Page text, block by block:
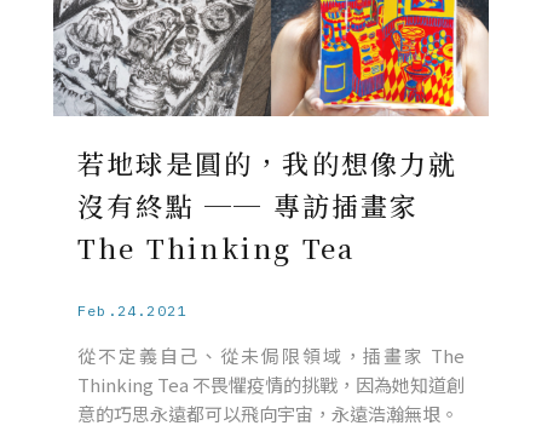
若地球是圓的，我的想像力就
沒有終點 ── 專訪插畫家
The Thinking Tea
Feb.24.2021
從不定義自己、從未侷限領域，插畫家 The
Thinking Tea 不畏懼疫情的挑戰，因為她知道創
意的巧思永遠都可以飛向宇宙，永遠浩瀚無垠。